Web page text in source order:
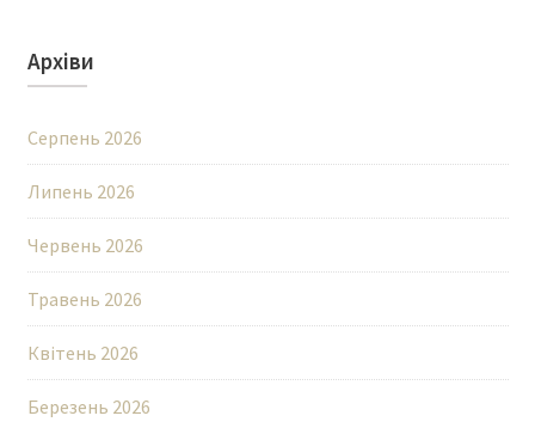
Архіви
Серпень 2026
Липень 2026
Червень 2026
Травень 2026
Квітень 2026
Березень 2026